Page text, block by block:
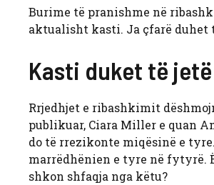
Burime të pranishme në
aktualisht kasti. Ja çfarë duhet
Kasti duket të
Rrjedhjet e ribashkimit
publikuar, Ciara Miller e quan
do të rrezikonte miqësinë e
marrëdhënien e tyre në fytyrë.
shkon shfaqja nga këtu?